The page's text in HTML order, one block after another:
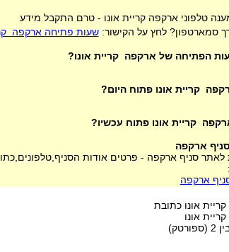
טלפוני ארקפה קריית אונו - טרם התקבל מידע
סמארטפון? לחץ על הקישור:שעות פתיחה ארקפה
הפתיחה של ארקפה קריית אונו?
קריית אונו פתוח היום?
קריית אונו פתוח עכשיו?
ארקפה
לאתר סניף ארקפה - פרטים אודות
ארקפה
אונו כתובת
אונו